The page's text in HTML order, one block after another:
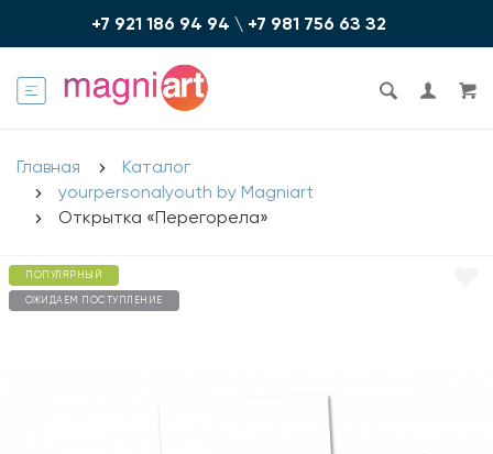
+7 921 186 94 94 \ +7 981 756 6З З2
Главная
Каталог
yourpersonalyouth by Magniart
Открытка «Перегорела»
ПОПУЛЯРНЫЙ
ОЖИДАЕМ ПОСТУПЛЕНИЕ